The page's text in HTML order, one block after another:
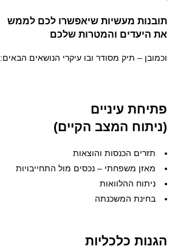
תובנות מעשיות שיאפשרו לכם לממש
את היעדים והמטרות שלכם
וכמובן – תיק מסודר ובו עיקרי הנושאים הבאים:
פתיחת עיניים
(ניתוח המצב הקיים)
תזרים הכנסות והוצאות
מאזן משפחתי – נכסים מול התחייבויות
ניתוח ההלוואות
בחינת המשכנתה
הגנות כלכליות